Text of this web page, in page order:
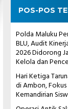
POS-POS
Polda Maluku
BLU, Audit
2026 Didorong
Kelola dan
Hari Ketiga
di Ambon,
Kemandirian